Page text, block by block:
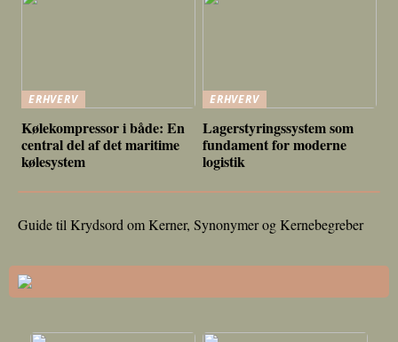
ERHVERV
Kølekompressor i både: En
central del af det maritime
kølesystem
ERHVERV
Lagerstyringssystem som
fundament for moderne
logistik
Guide til Krydsord om Kerner, Synonymer og Kernebegreber